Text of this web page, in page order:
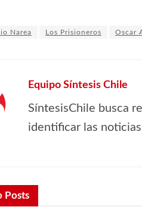
Narea Los Prisioneros Oscar
Equipo Síntesis Chile
SíntesisChile busca
identificar las
Posts